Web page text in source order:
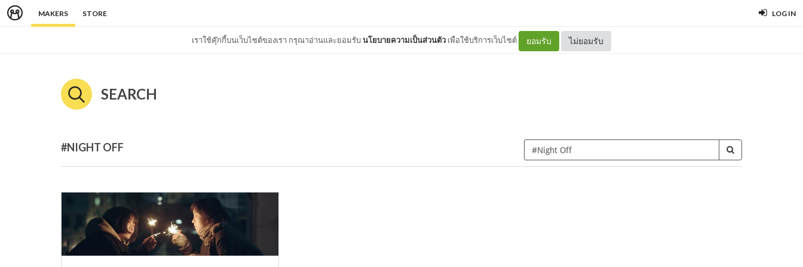
MAKERS STORE LOG IN
เราใช้คุ๊กกี้บนเว็บไซต์ของเรา กรุณาอ่านและยอมรับนโยบายความเป็นส่วนตัว เพื่อใช้บริการเว็บไซต์ ยอมรับ ไม่ยอมรับ
SEARCH
#NIGHT OFF